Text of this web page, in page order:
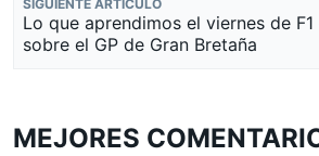
SIGUIENTE ARTÍCULO
Lo que aprendimos el viernes de
sobre el GP de Gran Bretaña
MEJORES